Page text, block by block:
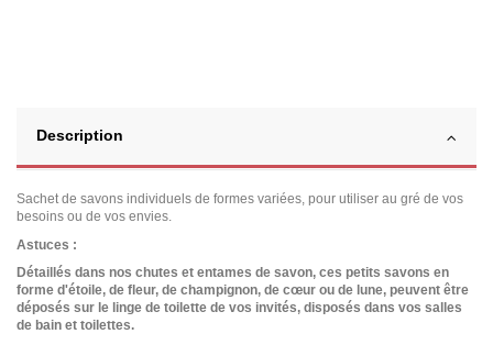
Description
Sachet de savons individuels de formes variées, pour utiliser au gré de vos
besoins ou de vos envies.
Astuces :
Détaillés dans nos chutes et entames de savon, ces petits savons en
forme d'étoile, de fleur, de champignon, de cœur ou de lune, peuvent être
déposés sur le linge de toilette de vos invités, disposés dans vos salles
de bain et toilettes.